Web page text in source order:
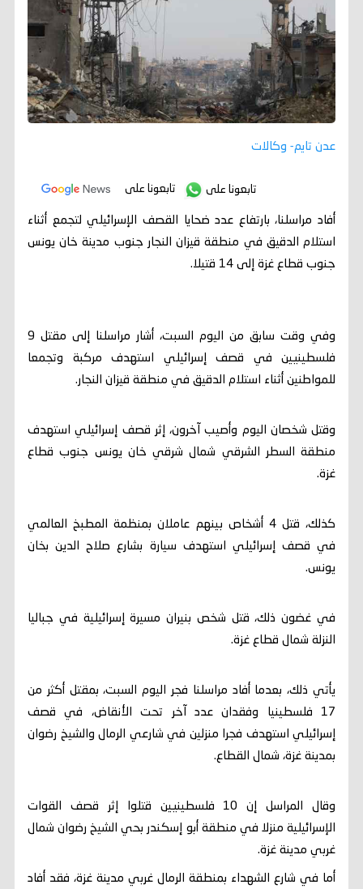
عدن تايم- وكالات
تابعونا على تابعونا على
أفاد مراسلنا، بارتفاع عدد ضحايا القصف الإسرائيلي لتجمع أثناء
استلام الدقيق في منطقة قيزان النجار جنوب مدينة خان يونس
جنوب قطاع غزة إلى 14 قتيلا.
وفي وقت سابق من اليوم السبت، أشار مراسلنا إلى مقتل 9
فلسطينيين في قصف إسرائيلي استهدف مركبة وتجمعا
للمواطنين أثناء استلام الدقيق في منطقة قيزان النجار.
وقتل شخصان اليوم وأصيب آخرون، إثر قصف إسرائيلي استهدف
منطقة السطر الشرقي شمال شرقي خان يونس جنوب قطاع
غزة.
كذلك، قتل 4 أشخاص بينهم عاملان بمنظمة المطبخ العالمي
في قصف إسرائيلي استهدف سيارة بشارع صلاح الدين بخان
يونس.
في غضون ذلك، قتل شخص بنيران مسيرة إسرائيلية في جباليا
النزلة شمال قطاع غزة.
يأتي ذلك، بعدما أفاد مراسلنا فجر اليوم السبت، بمقتل أكثر من
17 فلسطينيا وفقدان عدد آخر تحت الأنقاض، في قصف
إسرائيلي استهدف فجرا منزلين في شارعي الرمال والشيخ رضوان
بمدينة غزة، شمال القطاع.
وقال المراسل إن 10 فلسطينيين قتلوا إثر قصف القوات
الإسرائيلية منزلا في منطقة أبو إسكندر بحي الشيخ رضوان شمال
غربي مدينة غزة.
أما في شارع الشهداء بمنطقة الرمال غربي مدينة غزة، فقد أفاد